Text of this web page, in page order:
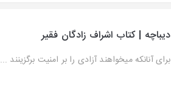
دیباچه | کتاب اشراف زادگان فقیر
برای آنانکه میخواهند آزادی را بر امنیت برگزینند ...